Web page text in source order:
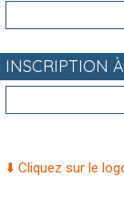
INSCRIPTION
⬇️ Cliquez sur le